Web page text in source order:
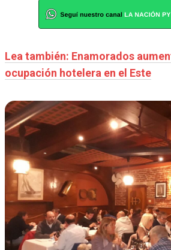
Lea también: Enamorados
ocupación hotelera en el Este